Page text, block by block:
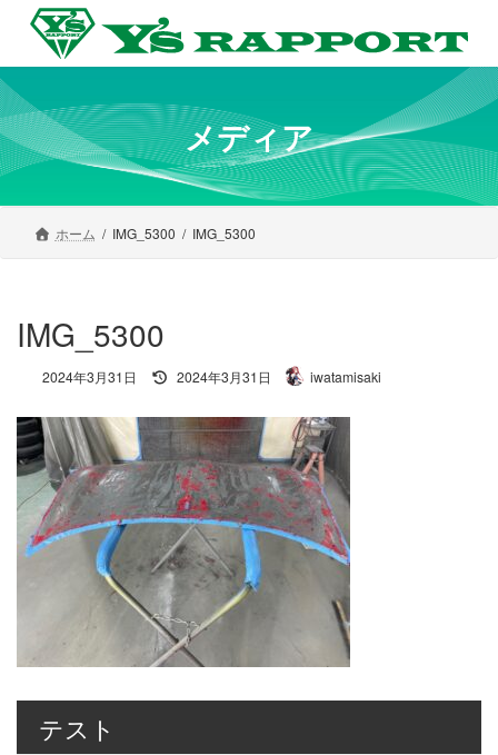
ン
ツ
へ
ス
キ
プ
ー
シ
ョ
ン
に
動
メディア
ホーム IMG_5300 IMG_5300
IMG_5300
2024年3月31日
最
新
日
時
:
2024年3月31日 iwatamisaki
テスト